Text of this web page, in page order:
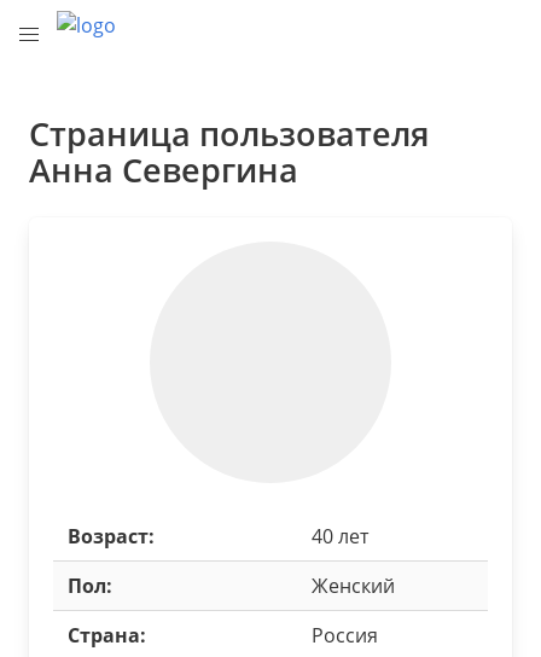
Страница пользователя
Анна Севергина
Возраст:
40 лет
Пол:
Женский
Страна:
Россия